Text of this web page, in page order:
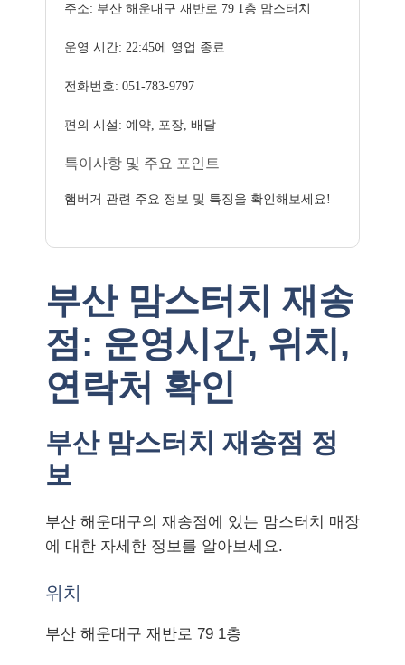
주소: 부산 해운대구 재반로 79 1층 맘스터치
운영 시간: 22:45에 영업 종료
전화번호: 051-783-9797
편의 시설: 예약, 포장, 배달
특이사항 및 주요 포인트
햄버거 관련 주요 정보 및 특징을 확인해보세요!
부산 맘스터치 재송
점: 운영시간, 위치,
연락처 확인
부산 맘스터치 재송점 정
보
부산 해운대구의 재송점에 있는 맘스터치 매장
에 대한 자세한 정보를 알아보세요.
위치
부산 해운대구 재반로 79 1층